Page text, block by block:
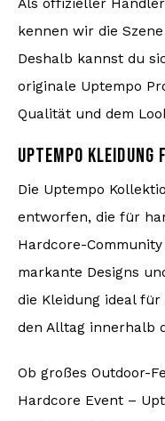
Als offizieller
kennen wir die
Deshalb kannst du
originale Uptempo
Qualität und dem
UPTEMPO KLEIDUNG
Die Uptempo
entworfen, die für
Hardcore-
markante Designs
die Kleidung ideal
den Alltag innerhalb
Ob großes Outdoor-
Hardcore Event –